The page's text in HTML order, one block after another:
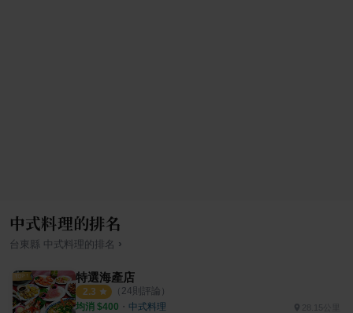
中式料理的排名
台東縣 中式料理的排名 ›
特選海產店
2.3 （ 24則評論）
均消 $400 ・ 中式料理 28.15公里